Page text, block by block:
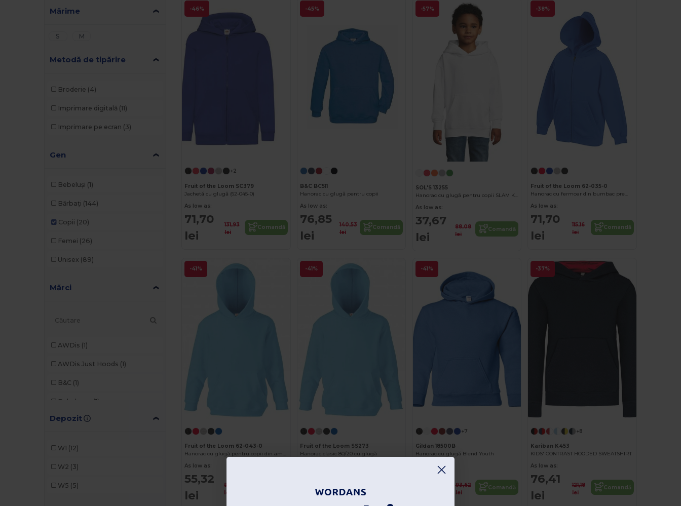
Mărime
S M
Metodă de tipărire
Broderie (4)
Imprimare digitală (11)
Imprimare pe ecran (3)
Gen
Bebeluși (1)
Bărbați (144)
Copii (20)
Femei (26)
Unisex (89)
Mărci
AWDis (1)
AWDis Just Hoods (1)
B&C (1)
Babybugz (1)
Build Your Brand
Depozit
W1 (12)
W2 (3)
W5 (5)
-46%
+2
Fruit of the Loom SC379
Jachetă cu glugă (62-045-0)
As low as:
71,70
lei
131,93
lei
Comandă
-45%
B&C BC511
Hanorac cu glugă pentru copii
As low as:
76,85
lei
140,53
lei
Comandă
-57%
SOL'S 13255
Hanorac cu glugă pentru copii SLAM KIDS
As low as:
37,67
lei
88,08
lei
Comandă
-38%
Fruit of the Loom 62-035-0
Hanorac cu fermoar din bumbac premium amestecat
As low as:
71,70
lei
115,16
lei
Comandă
-41%
Fruit of the Loom 62-043-0
Hanorac cu glugă pentru copii din amestec de bumbac premium
As low as:
55,32
lei
93,09
lei
-41%
Fruit of the Loom SS273
Hanorac clasic 80/20 cu glugă
lei
-41%
+7
Gildan 18500B
Hanorac cu glugă Blend Youth
As low as:
55,56
93,62
lei
Comandă
-37%
+8
Kariban K453
KIDS' CONTRAST HOODED SWEATSHIRT
As low as:
76,41
lei
121,18
lei
Comandă